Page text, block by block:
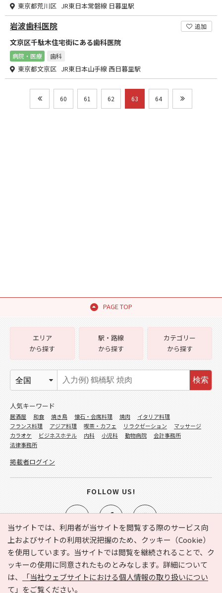
東京都荒川区 JR東日本常磐線 日暮里駅
岩波歯科医院 追加
文京区千駄木住宅街にある歯科医院
病院・医療 歯科
東京都文京区 JR東日本山手線 西日暮里駅
60 61 62 63 64
PAGE TOP
当サイトでは、利用者が当サイトを閲覧する際のサービス向
上およびサイトの利用状況把握のため、クッキー（Cookie）
を使用しています。当サイトでは閲覧を継続されることで、ク
ッキーの使用に同意されたものとみなします。詳細について
は、
「当社ウェブサイトにおける個人情報の取り扱いについ
て」 をご覧ください。
e-NAVITA（イーナビタ）とは？ お気に入り
ヘルプ
利用規約
個人情報の取り扱いについて
運営会社
サイトマップ
広告掲載に関するお問い合わせ
エリア
から探す
駅・路線
から探す
カテゴリー
から探す
検索
人気キーワード
居酒屋 和食 焼き鳥 懐石・会席料理 焼肉
イタリア料理
フランス料理
アジア料理 喫茶・カフェ リラクゼーション
マッサージ
カラオケ
ビジネスホテル 内科 小児科 動物病院
会計事務所
法律事務所
掲載者ログイン
FOLLOW US!